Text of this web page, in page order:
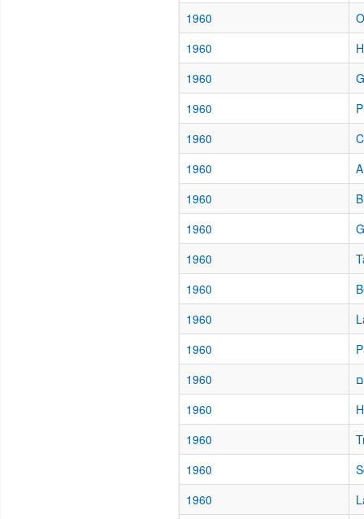
1960
1960
1960
1960
1960
1960
1960
1960
1960
1960
1960
1960
1960
1960
1960
1960
1960